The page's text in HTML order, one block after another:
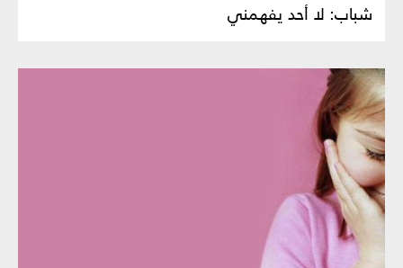
شباب: لا أحد يفهمني